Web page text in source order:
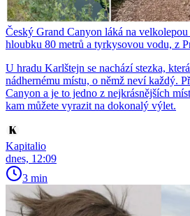
Český Grand Canyon láká na
hloubku 80 metrů a tyrkysovou vodu, z
U hradu Karlštejn se nachází stezka,
nádhernému místu, o němž neví každý.
Canyon a je to jedno z nejkrásnějších
kam můžete vyrazit na dokonalý výlet.
Kapitalio
dnes, 12:09
3 min